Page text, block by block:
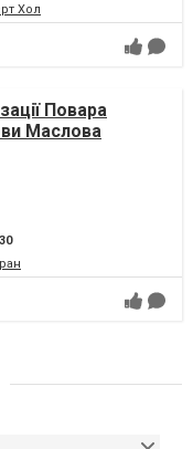
Хол
Повара
Маслова